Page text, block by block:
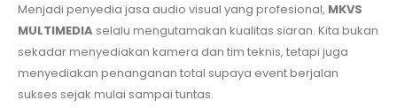
Menjadi penyedia jasa audio visual yang profesional, MKVS
MULTIMEDIA selalu mengutamakan kualitas siaran. Kita bukan
sekadar menyediakan kamera dan tim teknis, tetapi juga
menyediakan penanganan total supaya event berjalan
sukses sejak mulai sampai tuntas.